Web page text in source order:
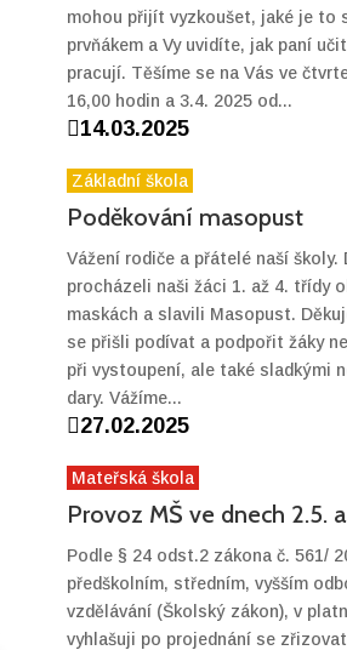
mohou přijít vyzkoušet, jaké je to
prvňákem a Vy uvidíte, jak paní
pracují. Těšíme se na Vás ve
16,00 hodin a 3.4. 2025 od...
14.03.2025
Základní škola
Poděkování masopust
Vážení rodiče a přátelé naší školy.
procházeli naši žáci 1. až 4. třídy
maskách a slavili Masopust.
se přišli podívat a podpořit žáky
při vystoupení, ale také sladkými
dary. Vážíme...
27.02.2025
Mateřská škola
Provoz MŠ ve dnech 2.5.
Podle § 24 odst.2 zákona č. 561/
předškolním, středním, vyšším
vzdělávání (Školský zákon), v
vyhlašuji po projednání se